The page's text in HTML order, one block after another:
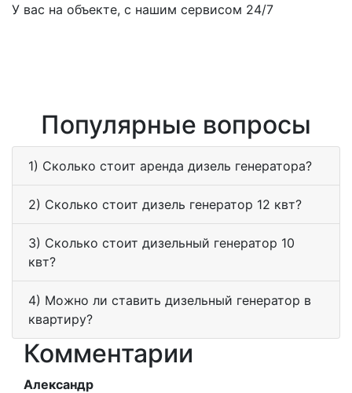
У вас на объекте, с нашим сервисом 24/7
Популярные вопросы
1) Сколько стоит аренда дизель генератора?
2) Сколько стоит дизель генератор 12 квт?
3) Сколько стоит дизельный генератор 10
квт?
4) Можно ли ставить дизельный генератор в
квартиру?
Комментарии
Александр